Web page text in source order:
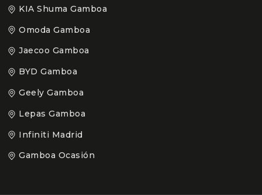
KIA Shuma Gamboa
Omoda Gamboa
Jaecoo Gamboa
BYD Gamboa
Geely Gamboa
Lepas Gamboa
Infiniti Madrid
Gamboa Ocasión